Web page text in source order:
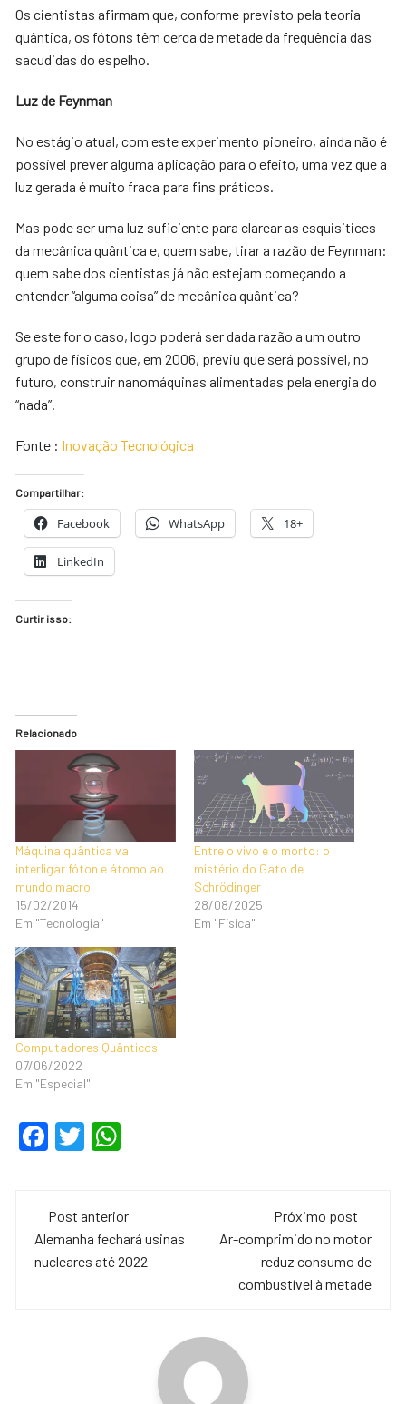
Os cientistas afirmam que, conforme previsto pela teoria
quântica, os fótons têm cerca de metade da frequência das
sacudidas do espelho.
Luz de Feynman
No estágio atual, com este experimento pioneiro, ainda não é
possível prever alguma aplicação para o efeito, uma vez que a
luz gerada é muito fraca para fins práticos.
Mas pode ser uma luz suficiente para clarear as esquisitices
da mecânica quântica e, quem sabe, tirar a razão de Feynman:
quem sabe dos cientistas já não estejam começando a
entender “alguma coisa” de mecânica quântica?
Se este for o caso, logo poderá ser dada razão a um outro
grupo de físicos que, em 2006, previu que será possível, no
futuro, construir nanomáquinas alimentadas pela energia do
“nada”.
Fonte : Inovação Tecnológica
Compartilhar:
Facebook WhatsApp 18+
LinkedIn
Curtir isso:
Relacionado
Máquina quântica vai
interligar fóton e átomo ao
mundo macro.
15/02/2014
Em "Tecnologia"
Entre o vivo e o morto: o
mistério do Gato de
Schrödinger
28/08/2025
Em "Física"
Computadores Quânticos
07/06/2022
Em "Especial"
F
e
b
T
er s
A
Navegação
de
Post anterior
Alemanha fechará usinas
nucleares até 2022
Próximo post
Ar-comprimido no motor
reduz consumo de
combustível à metade